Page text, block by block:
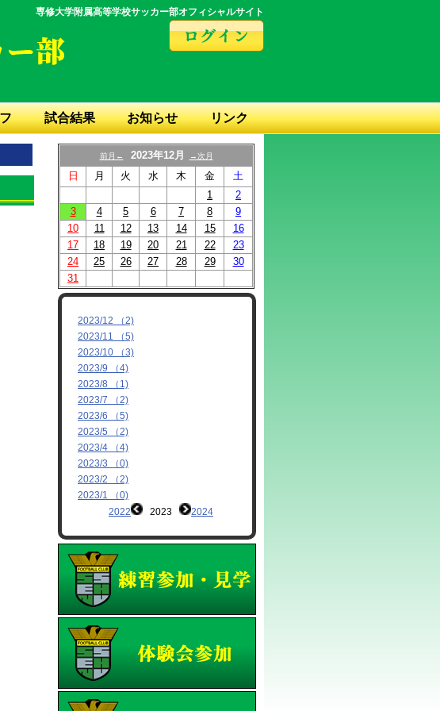
専修大学附属高等学校サッカー部オフィシャルサイト
試合結果 お知らせ リンク
前月← 2023年12月 →次月
日 月 火 水 木 金
土
1
2
3
4 5 6 7 8
9
10
11 12 13 14 15
16
17
18 19 20 21 22
23
24
25 26 27 28 29
30
31
2023/12 （2)
2023/11 （5)
2023/10 （3)
2023/9 （4)
2023/8 （1)
2023/7 （2)
2023/6 （5)
2023/5 （2)
2023/4 （4)
2023/3 （0)
2023/2 （2)
2023/1 （0)
2022
2023 2024